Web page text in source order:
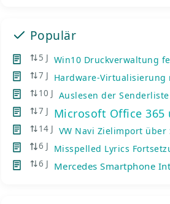
Populär
5 J Win10 Druckverwaltung
7 J Hardware-Virtualisierung
10 J Auslesen der Senderliste
7 J Microsoft Office
14 J VW Navi Zielimport über
6 J Misspelled Lyrics
6 J Mercedes Smartphone